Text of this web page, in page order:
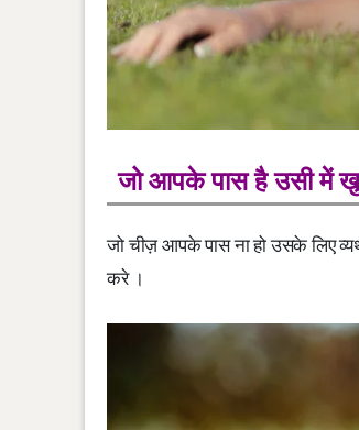
जो आपके पास है उसी में
जो चीज़ आपके पास ना हो उसके लिए
करे ।